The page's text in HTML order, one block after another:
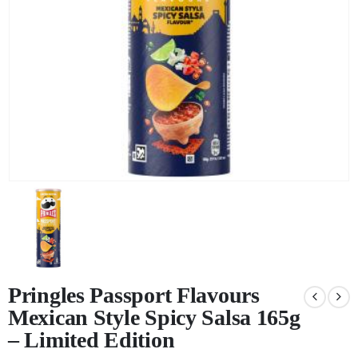
ORE AD
ECCEZIONE
DI ALCUNE
AREE
REMOTE
Pringles Passport Flavours
Mexican Style Spicy Salsa 165g
– Limited Edition